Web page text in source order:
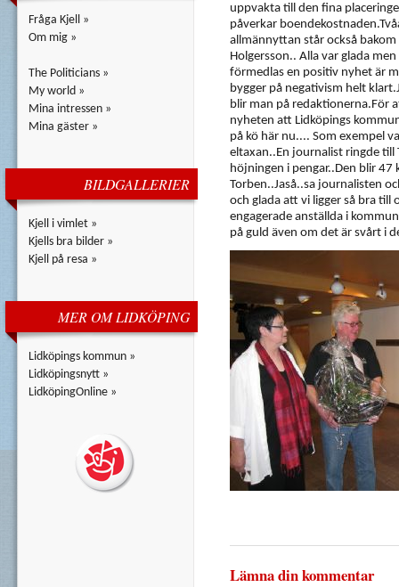
Fråga Kjell »
Om mig »
The Politicians »
My world »
Mina intressen »
Mina gäster »
BILDGALLERIER
Kjell i vimlet »
Kjells bra bilder »
Kjell på resa »
MER OM LIDKÖPING
Lidköpings kommun »
Lidköpingsnytt »
LidköpingOnline »
uppvakta till den fina
påverkar
allmännyttan står också
Holgersson.. Alla var glada
förmedlas en positiv nyhet är
bygger på negativism helt
blir man på redaktionerna.För
nyheten att Lidköpings
på kö här nu.... Som exempel
eltaxan..En journalist ringde
höjningen i pengar..Den blir 47
Torben..Jaså..sa journalisten
och glada att vi ligger så bra till
engagerade anställda i
på guld även om det är svårt i
Lämna din kommentar